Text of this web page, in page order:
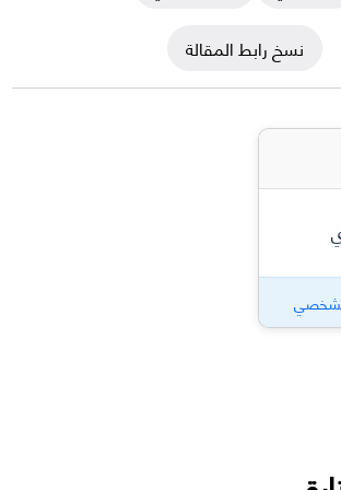
نسخ رابط المقالة